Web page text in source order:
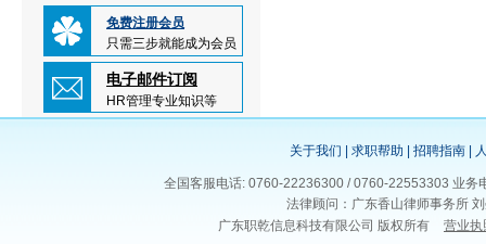
免费注册会员
只需三步就能成为会员
电子邮件订阅
HR管理专业知识等
关于我们 求职帮助 招聘指南
全国客服电话: 0760-22236300 / 0760-22553303 业
法律顾问：广东香山律师事务所
广东职乾信息科技有限公司 版权所有
营业执